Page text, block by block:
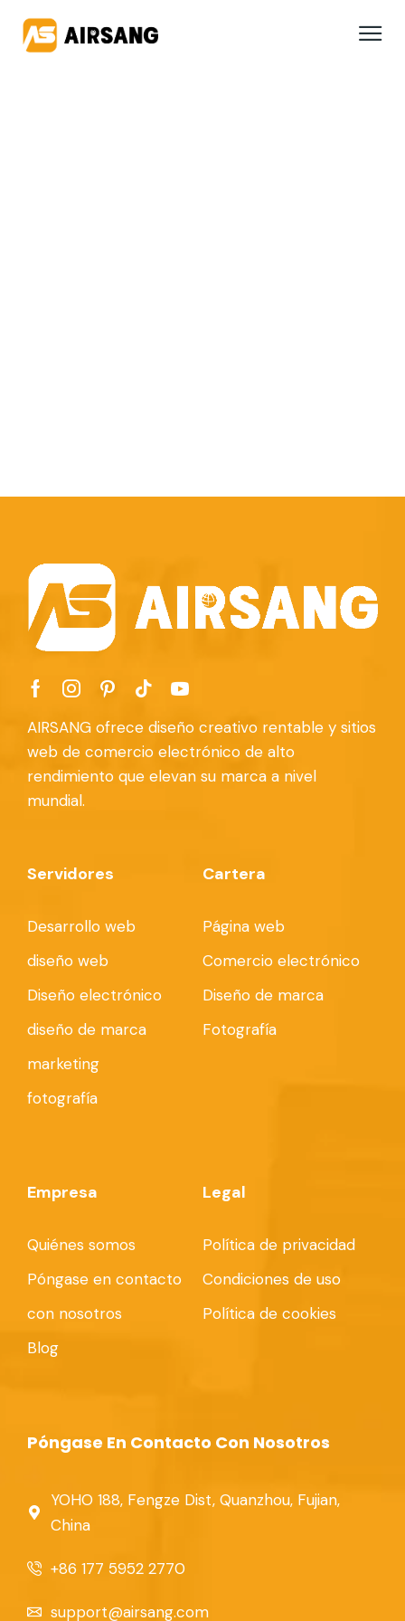
AIRSANG ofrece diseño creativo rentable y sitios
web de comercio electrónico de alto
rendimiento que elevan su marca a nivel
mundial.
Servidores
Desarrollo web
diseño web
Diseño electrónico
diseño de marca
marketing
fotografía
Cartera
Página web
Comercio electrónico
Diseño de marca
Fotografía
Empresa
Quiénes somos
Póngase en contacto
con nosotros
Blog
Legal
Política de privacidad
Condiciones de uso
Política de cookies
Póngase En Contacto Con Nosotros
YOHO 188, Fengze Dist, Quanzhou, Fujian,
China
+86 177 5952 2770
support@airsang.com